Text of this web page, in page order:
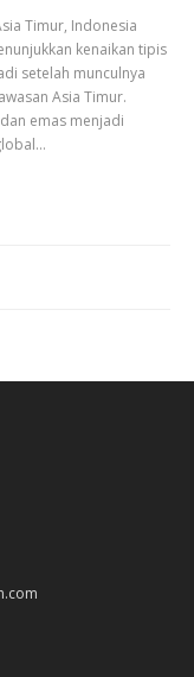
Timur, Indonesia
kenaikan tipis
setelah munculnya
Asia Timur.
emas menjadi